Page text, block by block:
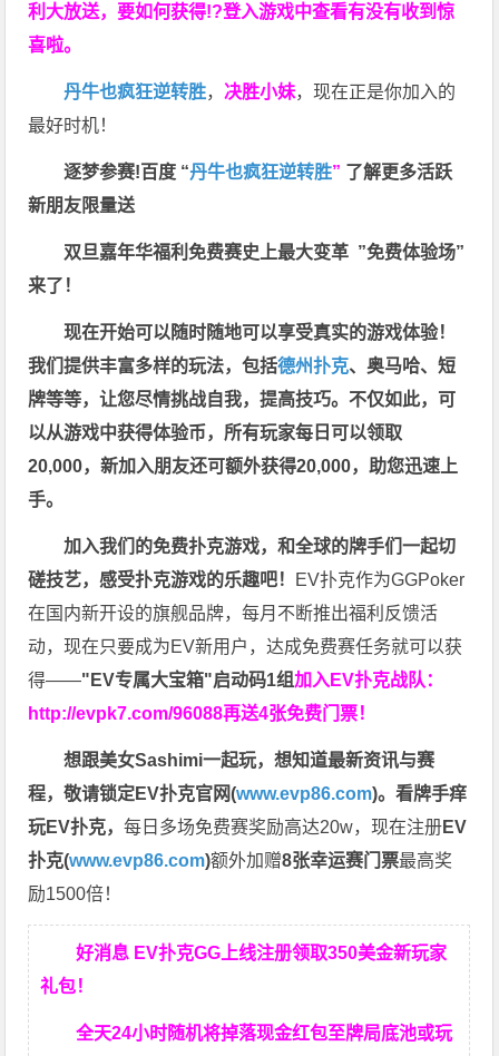
利大放送，要如何获得!?登入游戏中查看有没有收到惊
喜啦。
丹牛也疯狂逆转胜， 决胜小妹，现在正是你加入的
最好时机！
逐梦参赛!百度 “丹牛也疯狂逆转胜” 了解更多活跃
新朋友限量送
双旦嘉年华福利免费赛史上最大变革 ”免费体验场”
来了！
现在开始可以随时随地可以享受真实的游戏体验！
我们提供丰富多样的玩法，包括德州扑克、奥马哈、短
牌等等，让您尽情挑战自我，提高技巧。不仅如此， 可
以从游戏中获得体验币，所有玩家每日可以领取
20,000，新加入朋友还可额外获得20,000，助您迅速上
手。
加入我们的免费扑克游戏，和全球的牌手们一起切
磋技艺，感受扑克游戏的乐趣吧！ EV扑克作为GGPoker
在国内新开设的旗舰品牌，每月不断推出福利反馈活
动，现在只要成为EV新用户，达成免费赛任务就可以获
得——"EV专属大宝箱"启动码1组加入EV扑克战队：
http://evpk7.com/96088再送4张免费门票！
想跟美女Sashimi一起玩，想知道最新资讯与赛
程，敬请锁定EV扑克官网(www.evp86.com)。看牌手痒
玩EV扑克，每日多场免费赛奖励高达20w，现在注册EV
扑克(www.evp86.com)额外加赠8张幸运赛门票最高奖
励1500倍！
好消息 EV扑克GG上线注册领取350美金新玩家
礼包！
全天24小时随机将掉落现金红包至牌局底池或玩